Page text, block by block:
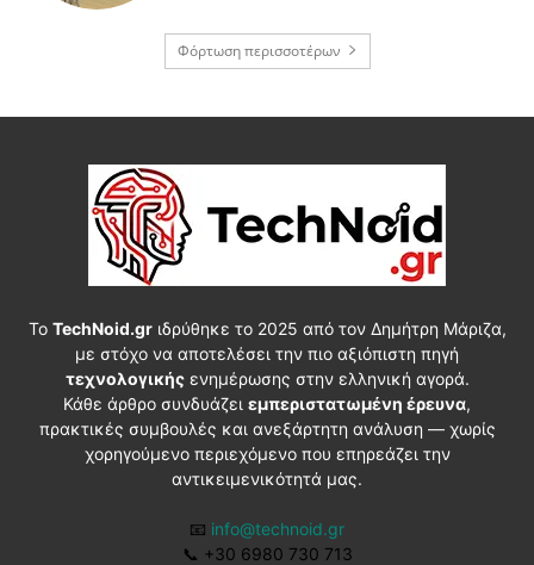
Φόρτωση περισσοτέρων
Το TechNoid.grιδρύθηκε το 2025 από τον Δημήτρη Μάριζα,
με στόχο να αποτελέσει την πιο αξιόπιστη πηγή
τεχνολογικήςενημέρωσης στην ελληνική αγορά.
Κάθε άρθρο συνδυάζει εμπεριστατωμένη έρευνα,
πρακτικές συμβουλές και ανεξάρτητη ανάλυση — χωρίς
χορηγούμενο περιεχόμενο που επηρεάζει την
αντικειμενικότητά μας.
📧 info@technoid.gr
📞 +30 6980 730 713